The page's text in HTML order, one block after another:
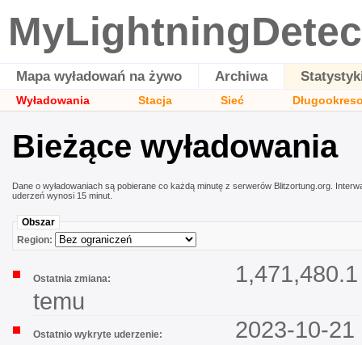
Mapa wyładowań na żywo Archiwa
Wyładowania Stacja Sieć
Bieżące wyładowania
Dane o wyładowaniach są pobierane co każdą minutę z serwerów Blitzortung.org.
uderzeń wynosi 15 minut.
Obszar
Region:
Ostatnia zmiana:
temu
Ostatnio wykryte uderzenie:
2023-10-21